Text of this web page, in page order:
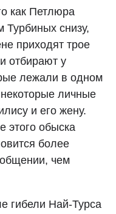
как Петлюра
Турбиных снизу,
приходят трое
отбирают у
лежали в одном
некоторые личные
и его жену.
этого обыска
более
чем
гибели Най-Турса